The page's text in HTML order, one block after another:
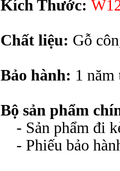
Kích Thước:
Chất liệu: Gỗ
Bảo hành: 1 năm
Bộ sản phẩm
- Sản phẩm đi
- Phiếu bảo